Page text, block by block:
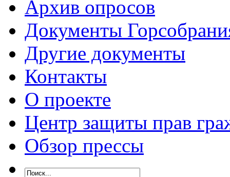
Архив опросов
Документы
Другие документы
Контакты
О проекте
Центр защиты прав
Обзор прессы